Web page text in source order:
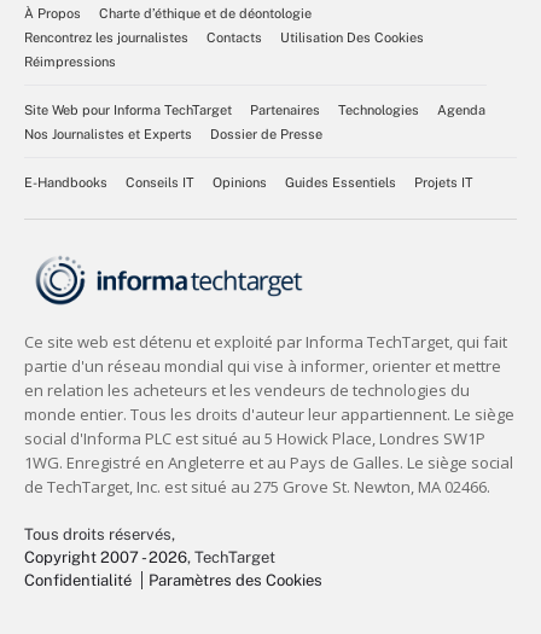
À Propos
Charte d’éthique et de déontologie
Rencontrez les journalistes
Contacts
Utilisation Des Cookies
Réimpressions
Site Web pour Informa TechTarget Partenaires Technologies
Agenda
Nos Journalistes et Experts
Dossier de Presse
E-Handbooks Conseils IT Opinions Guides Essentiels Projets IT
Tous droits réservés,
Copyright 2007 - 2026, TechTarget
Confidentialité
Paramètres des Cookies